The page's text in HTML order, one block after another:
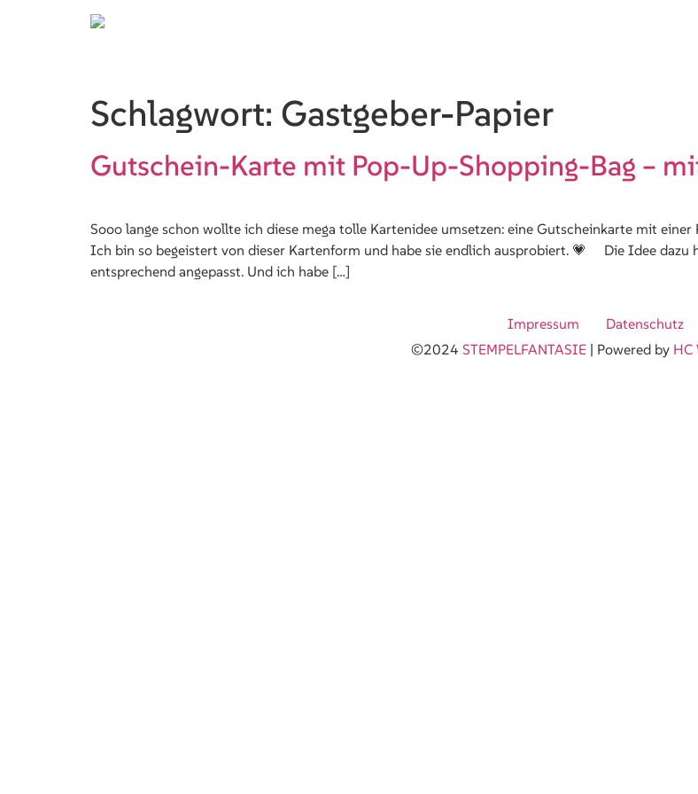
Schlagwort: Gastgeber-Papier
Gutschein-Karte mit Pop-Up-Shopping-Bag –
Sooo lange schon wollte ich diese mega tolle Kartenidee umsetzen: eine Gutscheinkarte mit
Ich bin so begeistert von dieser Kartenform und habe sie endlich ausprobiert. 💗 Die Idee dazu
entsprechend angepasst. Und ich habe […]
Impressum
Datenschutz
©2024 STEMPELFANTASIE | Powered by HC